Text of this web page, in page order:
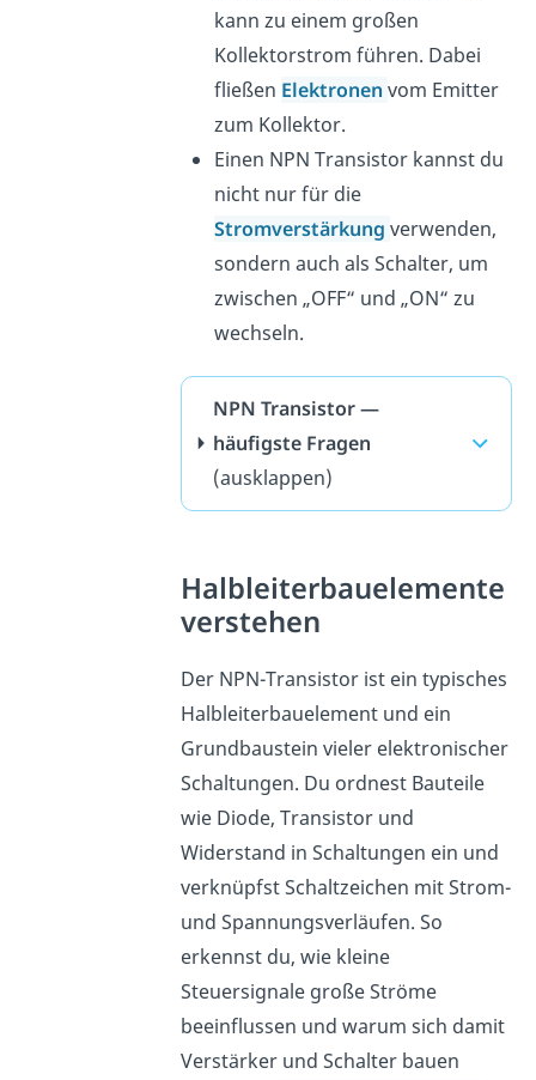
kann zu einem großen
Kollektorstrom führen. Dabei
fließen Elektronen vom Emitter
zum Kollektor.
Einen NPN Transistor kannst du
nicht nur für die
Stromverstärkung verwenden,
sondern auch als Schalter, um
zwischen „OFF“ und „ON“ zu
wechseln.
NPN Transistor —
häufigste Fragen
(ausklappen)
Halbleiterbauelemente
verstehen
Der NPN-Transistor ist ein typisches
Halbleiterbauelement und ein
Grundbaustein vieler elektronischer
Schaltungen. Du ordnest Bauteile
wie Diode, Transistor und
Widerstand in Schaltungen ein und
verknüpfst Schaltzeichen mit Strom-
und Spannungsverläufen. So
erkennst du, wie kleine
Steuersignale große Ströme
beeinflussen und warum sich damit
Verstärker und Schalter bauen